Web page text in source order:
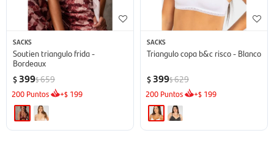
SACKS
Soutien triangulo frida -
Bordeaux
$ 399$659
200 Puntos +$ 199
SACKS
Triangulo copa b&c risco - Blanco
$ 399$629
200 Puntos +$ 199